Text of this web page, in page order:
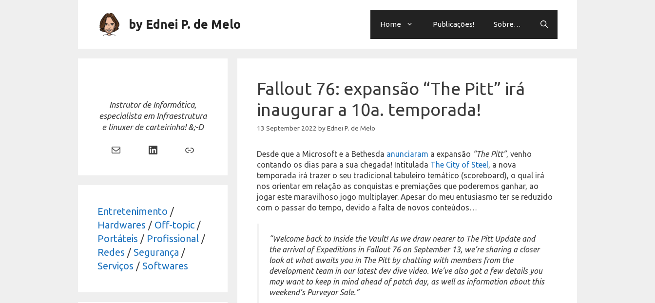
by Ednei P. de Melo Home Publicações! Sobre…
Fallout 76: expansão “The Pitt” irá
inaugurar a 10a. temporada!
13 September 2022 byEdnei P. de Melo
Desde que a Microsoft e a Bethesda anunciaram a expansão “The Pitt”, venho
contando os dias para a sua chegada! Intitulada The City of Steel, a nova
temporada irá trazer o seu tradicional tabuleiro temático (scoreboard), o qual irá
nos orientar em relação as conquistas e premiações que poderemos ganhar, ao
jogar este maravilhoso jogo multiplayer. Apesar do meu entusiasmo ter se reduzido
com o passar do tempo, devido a falta de novos conteúdos…
“Welcome back to Inside the Vault! As we draw nearer to The Pitt Update and
the arrival of Expeditions in Fallout 76 on September 13, we’re sharing a closer
look at what awaits you in The Pitt by chatting with members from the
development team in our latest dev dive video. We’ve also got a few details you
may want to keep in mind ahead of patch day, as well as information about this
weekend’s Purveyor Sale.”
Instrutor de Informática,
especialista em Infraestrutura
e linuxer de carteirinha! &;-D
Mail LinkedIn Link
Entretenimento /
Hardwares / Off-topic /
Portáteis / Profissional /
Redes / Segurança /
Serviços / Softwares